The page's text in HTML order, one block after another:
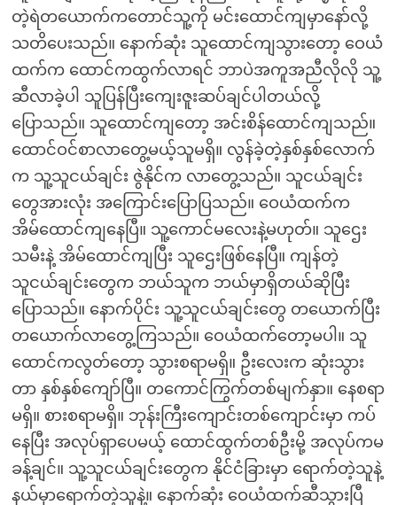
တဲ့ရဲတယောက်ကတောင်သူ့ကို မင်းထောင်ကျမှာနော်လို့
သတိပေးသည်။ နောက်ဆုံး သူထောင်ကျသွားတော့ ဝေယံ
ထက်က ထောင်ကထွက်လာရင် ဘာပဲအကူအညီလိုလို သူ့
ဆီလာခဲ့ပါ သူပြန်ပြီးကျေးဇူးဆပ်ချင်ပါတယ်လို့
ပြောသည်။ သူထောင်ကျတော့ အင်းစိန်ထောင်ကျသည်။
ထောင်ဝင်စာလာတွေ့မယ့်သူမရှိ။ လွန်ခဲ့တဲ့နှစ်နှစ်လောက်
က သူ့သူငယ်ချင်း ဇွဲနိုင်က လာတွေ့သည်။ သူငယ်ချင်း
တွေအားလုံး အကြောင်းပြောပြသည်။ ဝေယံထက်က
အိမ်ထောင်ကျနေပြီ။ သူ့ကောင်မလေးနဲ့မဟုတ်။ သူဌေး
သမီးနဲ့ အိမ်ထောင်ကျပြီး သူဌေးဖြစ်နေပြီ။ ကျန်တဲ့
သူငယ်ချင်းတွေက ဘယ်သူက ဘယ်မှာရှိတယ်ဆိုပြီး
ပြောသည်။ နောက်ပိုင်း သူ့သူငယ်ချင်းတွေ တယောက်ပြီး
တယောက်လာတွေ့ကြသည်။ ဝေယံထက်တော့မပါ။ သူ
ထောင်ကလွတ်တော့ သွားစရာမရှိ။ ဦးလေးက ဆုံးသွား
တာ နှစ်နှစ်ကျော်ပြီ။ တကောင်ကြွက်တစ်မျက်နှာ။ နေစရာ
မရှိ။ စားစရာမရှိ။ ဘုန်းကြီးကျောင်းတစ်ကျောင်းမှာ ကပ်
နေပြီး အလုပ်ရှာပေမယ့် ထောင်ထွက်တစ်ဦးမို့ အလုပ်ကမ
ခန့်ချင်။ သူ့သူငယ်ချင်းတွေက နိုင်ငံခြားမှာ ရောက်တဲ့သူနဲ့
နယ်မှာရောက်တဲ့သူနဲ့။ နောက်ဆုံး ဝေယံထက်ဆီသွားပြီ